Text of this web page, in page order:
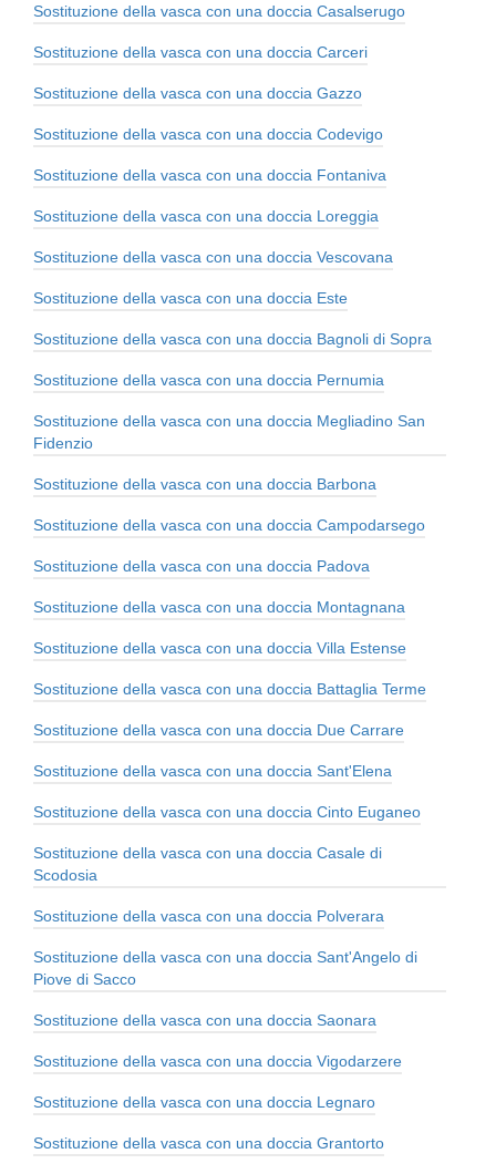
Sostituzione della vasca con una doccia Casalserugo
Sostituzione della vasca con una doccia Carceri
Sostituzione della vasca con una doccia Gazzo
Sostituzione della vasca con una doccia Codevigo
Sostituzione della vasca con una doccia Fontaniva
Sostituzione della vasca con una doccia Loreggia
Sostituzione della vasca con una doccia Vescovana
Sostituzione della vasca con una doccia Este
Sostituzione della vasca con una doccia Bagnoli di Sopra
Sostituzione della vasca con una doccia Pernumia
Sostituzione della vasca con una doccia Megliadino San
Fidenzio
Sostituzione della vasca con una doccia Barbona
Sostituzione della vasca con una doccia Campodarsego
Sostituzione della vasca con una doccia Padova
Sostituzione della vasca con una doccia Montagnana
Sostituzione della vasca con una doccia Villa Estense
Sostituzione della vasca con una doccia Battaglia Terme
Sostituzione della vasca con una doccia Due Carrare
Sostituzione della vasca con una doccia Sant'Elena
Sostituzione della vasca con una doccia Cinto Euganeo
Sostituzione della vasca con una doccia Casale di
Scodosia
Sostituzione della vasca con una doccia Polverara
Sostituzione della vasca con una doccia Sant'Angelo di
Piove di Sacco
Sostituzione della vasca con una doccia Saonara
Sostituzione della vasca con una doccia Vigodarzere
Sostituzione della vasca con una doccia Legnaro
Sostituzione della vasca con una doccia Grantorto